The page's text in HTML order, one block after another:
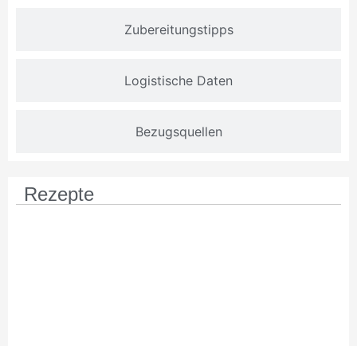
Zubereitungstipps
Logistische Daten
Bezugsquellen
Rezepte